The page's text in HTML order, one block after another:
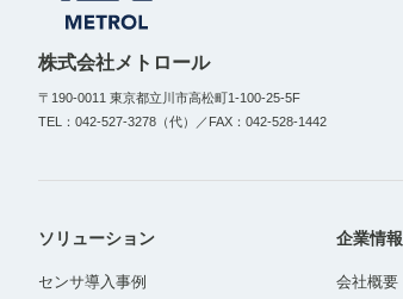
株式会社メトロール
〒190-0011 東京都立川市高松町1-100-25-5F
TEL：042-527-3278（代）／FAX：042-528-1442
ソリューション
センサ導入事例
企業情報
会社概要